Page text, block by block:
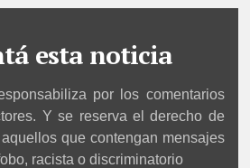
esta noticia
por los comentarios
Y se reserva el derecho de
que contengan mensajes
racista o discriminatorio